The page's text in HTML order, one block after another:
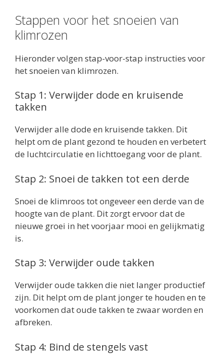
Stappen voor het snoeien van
klimrozen
Hieronder volgen stap-voor-stap instructies voor
het snoeien van klimrozen.
Stap 1: Verwijder dode en kruisende
takken
Verwijder alle dode en kruisende takken. Dit
helpt om de plant gezond te houden en verbetert
de luchtcirculatie en lichttoegang voor de plant.
Stap 2: Snoei de takken tot een derde
Snoei de klimroos tot ongeveer een derde van de
hoogte van de plant. Dit zorgt ervoor dat de
nieuwe groei in het voorjaar mooi en gelijkmatig
is.
Stap 3: Verwijder oude takken
Verwijder oude takken die niet langer productief
zijn. Dit helpt om de plant jonger te houden en te
voorkomen dat oude takken te zwaar worden en
afbreken.
Stap 4: Bind de stengels vast